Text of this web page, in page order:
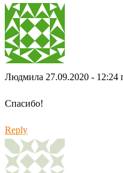
Людмила 27.09.2020 - 12:24
Спасибо!
Reply